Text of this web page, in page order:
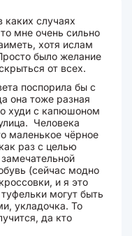
каких случаях
мне очень сильно
хотя ислам
было желание
от всех.
поспорила бы с
она тоже разная
худи с капюшоном
Человека
маленькое чёрное
раз с целью
(сейчас модно
и я это
могут быть
укладочка. То
да кто